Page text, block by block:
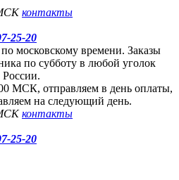
контакты
25-20
московскому времени. Заказы
по субботу в любой уголок
России.
МСК, отправляем в день оплаты,
на следующий день.
контакты
25-20